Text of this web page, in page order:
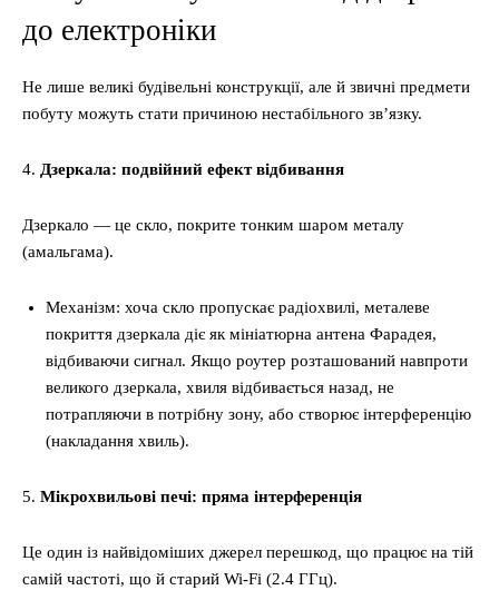
до електроніки
Не лише великі будівельні конструкції, але й звичні предмети
побуту можуть стати причиною нестабільного зв’язку.
4. Дзеркала: подвійний ефект відбивання
Дзеркало — це скло, покрите тонким шаром металу
(амальгама).
Механізм: хоча скло пропускає радіохвилі, металеве
покриття дзеркала діє як мініатюрна антена Фарадея,
відбиваючи сигнал. Якщо роутер розташований навпроти
великого дзеркала, хвиля відбивається назад, не
потрапляючи в потрібну зону, або створює інтерференцію
(накладання хвиль).
5. Мікрохвильові печі: пряма інтерференція
Це один із найвідоміших джерел перешкод, що працює на тій
самій частоті, що й старий Wi-Fi (2.4 ГГц).